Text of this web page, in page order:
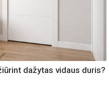
dažytas vidaus duris?